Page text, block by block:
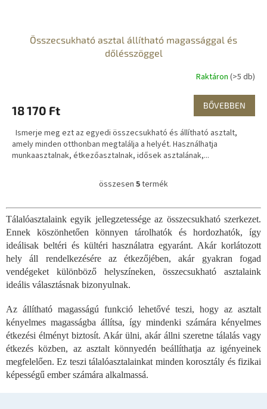
Összecsukható asztal állítható magassággal és
dőlésszöggel
Raktáron (>5 db)
18 170 Ft BŐVEBBEN
Ismerje meg ezt az egyedi összecsukható és állítható asztalt,
amely minden otthonban megtalálja a helyét. Használhatja
munkaasztalnak, étkezőasztalnak, idősek asztalának,...
L
s
t
a
i
r
á
n
t
á
s
e
l
e
m
összesen 5termék
Tálalóasztalaink egyik jellegzetessége az összecsukható szerkezet.
Ennek köszönhetően könnyen tárolhatók és hordozhatók, így
ideálisak beltéri és kültéri használatra egyaránt. Akár korlátozott
hely áll rendelkezésére az étkezőjében, akár gyakran fogad
vendégeket különböző helyszíneken, összecsukható asztalaink
ideális választásnak bizonyulnak.
Az állítható magasságú funkció lehetővé teszi, hogy az asztalt
kényelmes magasságba állítsa, így mindenki számára kényelmes
étkezési élményt biztosít. Akár ülni, akár állni szeretne tálalás vagy
étkezés közben, az asztalt könnyedén beállíthatja az igényeinek
megfelelően. Ez teszi tálalóasztalainkat minden korosztály és fizikai
képességű ember számára alkalmassá.